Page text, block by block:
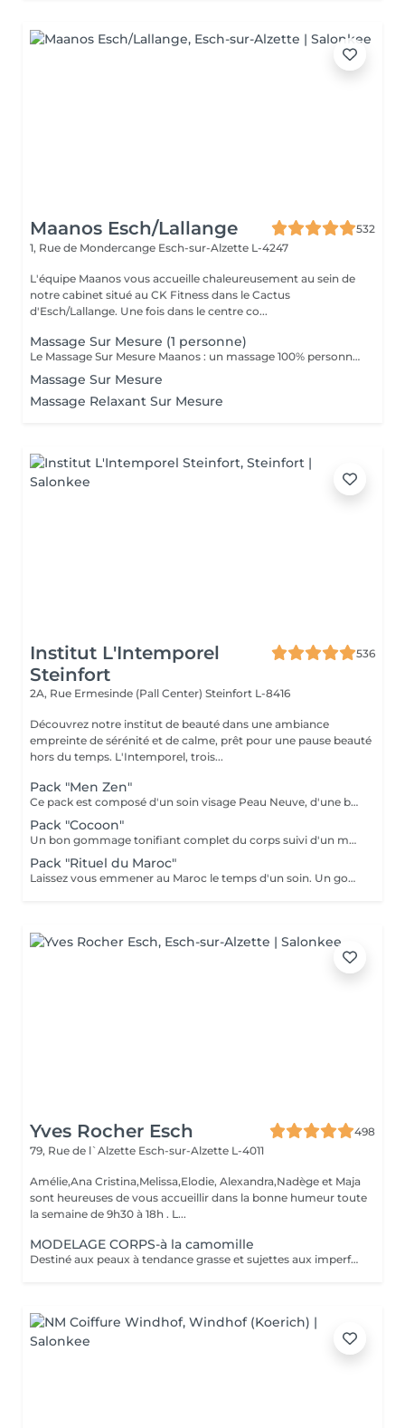
Maanos Esch/Lallange
532
1, Rue de Mondercange Esch-sur-Alzette L-4247
L'équipe Maanos vous accueille chaleureusement au sein de
notre cabinet situé au CK Fitness dans le Cactus
d'Esch/Lallange. Une fois dans le centre co...
Massage Sur Mesure (1 personne)
Le Massage Sur Mesure Maanos : un massage 100% personnalisé en fonction de vos besoins et de vos envies !
Massage Sur Mesure
Massage Relaxant Sur Mesure
Institut L'Intemporel
Steinfort
536
2A, Rue Ermesinde (Pall Center) Steinfort L-8416
Découvrez notre institut de beauté dans une ambiance
empreinte de sérénité et de calme, prêt pour une pause beauté
hors du temps. L'Intemporel, trois...
Pack "Men Zen"
Ce pack est composé d'un soin visage Peau Neuve, d'une beauté des pieds et d'un massage "Escale à Marrakech" (1h de massage) Déconnection et expérience sensorielle Pour récupérer un "homme" zen :-)
Pack "Cocoon"
Un bon gommage tonifiant complet du corps suivi d'un massage détente du corps 1h, beauté des pieds et manucure.
Pack "Rituel du Maroc"
Laissez vous emmener au Maroc le temps d'un soin. Un gommage complet du corps avec au choix le "gommage à la fleur d'oranger" ou le "gommage au savon noir bio", suivi d'un massage d'une heure "Escale à Marrakech". Un voyage sensoriel parfumé à la fleur d'oranger ou à l'essence d'eucalyptus. Un thé à la menthe vous sera servi après le soin.
Yves Rocher Esch
498
79, Rue de l`Alzette Esch-sur-Alzette L-4011
Amélie,Ana Cristina,Melissa,Elodie, Alexandra,Nadège et Maja
sont heureuses de vous accueillir dans la bonne humeur toute
la semaine de 9h30 à 18h . L...
MODELAGE CORPS-à la camomille
Destiné aux peaux à tendance grasse et sujettes aux imperfections, ce soin purifie votre dos. Les mains de notre experte nettoient minutieusement votre peau et procèdent à un gommage désincrustant. Votre dos est net et purifié en profondeur. Bénéfices : Votre dos est net et purifié en profondeur.